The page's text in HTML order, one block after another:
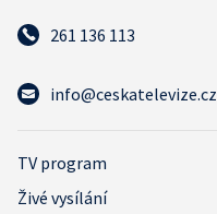
261 136 113
info@ceskatelevize.cz
TV program
Živé vysílání